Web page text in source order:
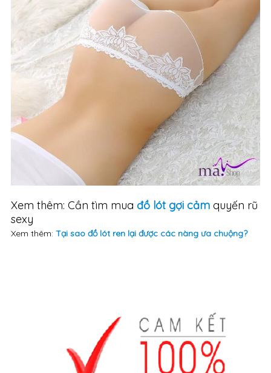
Xem thêm: Cần tìm mua đồ lót gợi cảmquyến rũ
sexy
Xem thêm: Tại sao đồ lót ren lại được các nàng ưa chuộng?